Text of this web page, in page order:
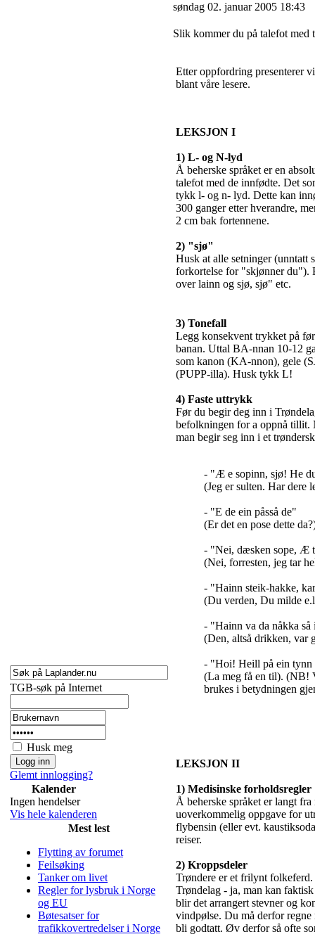
TGB-søk på Internet
Husk meg
Glemt innlogging?
Kalender
Ingen hendelser
Vis hele kalenderen
Mest lest
Flytting av forumet
Feilsøking
Tanker om livet
Regler for lysbruk i Norge
og EU
Bøtesatser for
trafikkovertredelser i Norge
søndag 02. januar 2005 18:43
Slik kommer du på talefot med
Etter oppfordring presenterer
blant våre lesere.
LEKSJON I
1) L- og N-lyd
Å beherske språket er en
talefot med de innfødte. Det
tykk l- og n- lyd. Dette kan
300 ganger etter hverandre,
2 cm bak fortennene.
2) "sjø"
Husk at alle setninger (unntatt
forkortelse for "skjønner
over lainn og sjø, sjø" etc.
3) Tonefall
Legg konsekvent trykket på
banan. Uttal BA-nnan 10-12
som kanon (KA-nnon), gele
(PUPP-illa). Husk tykk L!
4) Faste uttrykk
Før du begir deg inn i
befolkningen for a oppnå tillit.
man begir seg inn i et
- "Æ e sopinn, sjø! He
(Jeg er sulten. Har dere
- "E de ein påsså de"
(Er det en pose dette
- "Nei, dæsken sope, Æ
(Nei, forresten, jeg tar
- "Hainn steik-hakke,
(Du verden, Du milde
- "Hainn va da nåkka
(Den, altså drikken, var
- "Hoi! Heill på ein tynn
(La meg få en til). (NB!
brukes i betydningen
LEKSJON II
1) Medisinske forholdsregler
Å beherske språket er langt
uoverkommelig oppgave for
flybensin (eller evt.
reiser.
2) Kroppsdeler
Trøndere er et frilynt
Trøndelag - ja, man kan
blir det arrangert stevner og
vindpølse. Du må derfor
bli godtatt. Øv derfor så ofte